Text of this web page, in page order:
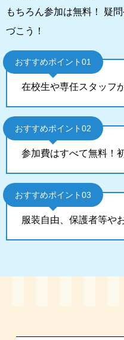
もちろん参加は無料！ 疑
づこう！
おすすめポイント01
在校生や専任スタッフ
おすすめポイント02
参加費はすべて無料！
おすすめポイント03
服装自由、保護者等や